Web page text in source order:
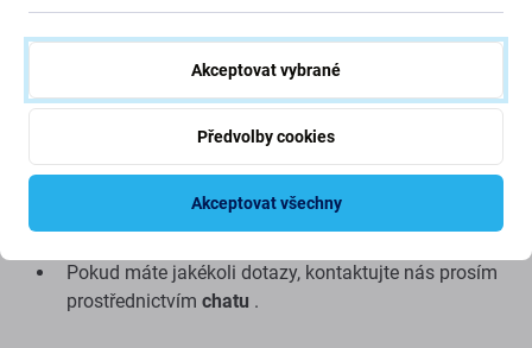
Při montáži věnujte pozornost křehkým částem
konektorů
před montáží otestujte funkčnost součásti
Snažte se provádět opravy v suchém, bezprašném
prostředí bez přímého slunečního záření
Montáž dílu by měla provádět kvalifikovaná osoba
Neneseme odpovědnost za žádné škody způsobené
během instalace
Pokud máte jakékoli dotazy, kontaktujte nás prosím
prostřednictvím chatu .
Akceptovat vybrané
Předvolby cookies
Akceptovat všechny